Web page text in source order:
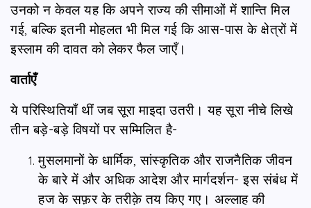
उनको न केवल यह कि अपने राज्य की सीमाओं में शान्ति मिल
गई, बल्कि इतनी मोहलत भी मिल गई कि आस-पास के क्षेत्रों में
इस्लाम की दावत को लेकर फैल जाएँ।
वार्ताएँ
ये परिस्थितियाँ थीं जब सूरा माइदा उतरी। यह सूरा नीचे लिखे
तीन बड़े-बड़े विषयों पर सम्मिलित है-
मुसलमानों के धार्मिक, सांस्कृतिक और राजनैतिक जीवन
के बारे में और अधिक आदेश और मार्गदर्शन- इस संबंध में
हज के सफ़र के तरीक़े तय किए गए। अल्लाह की